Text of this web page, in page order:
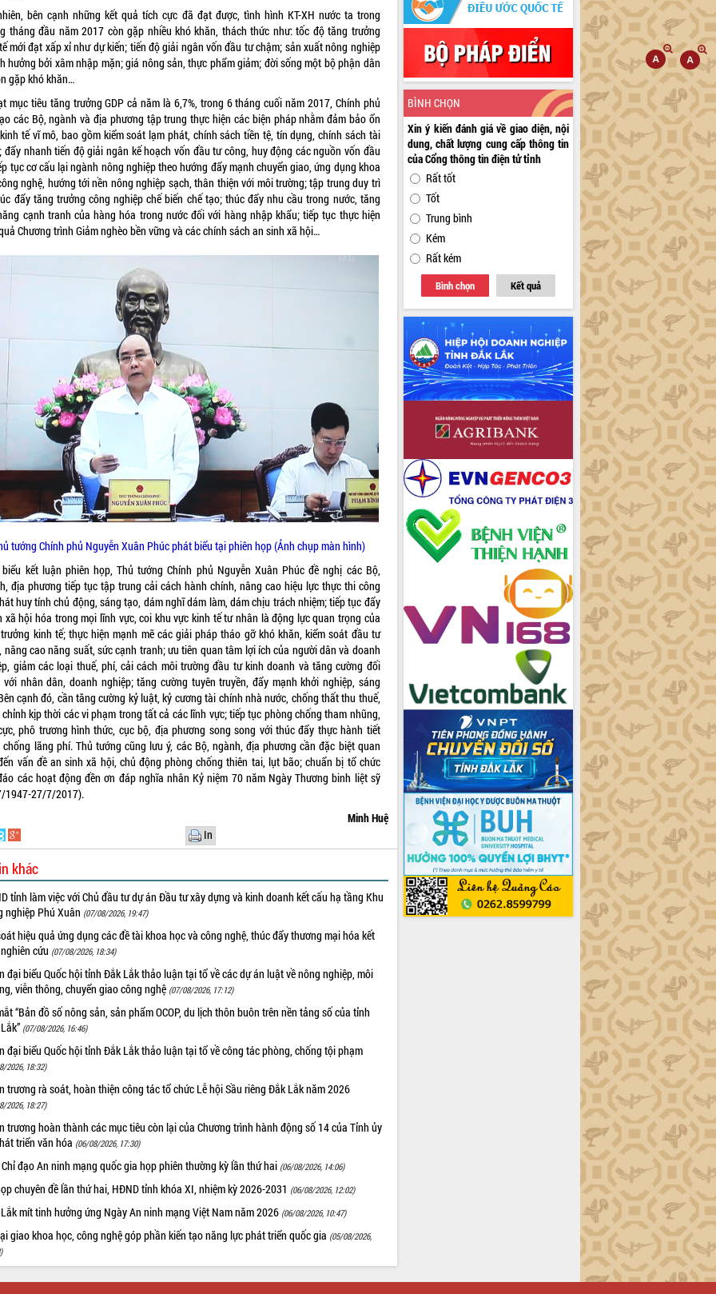
bên cạnh những kết quả tích cực đã đạt được, tình hình KT-XH nước ta trong
tháng đầu năm 2017 còn gặp nhiều khó khăn, thách thức như: tốc độ tăng trưởng
mới đạt xấp xỉ như dự kiến; tiến độ giải ngân vốn đầu tư chậm; sản xuất nông nghiệp
hưởng bởi xâm nhập mặn; giá nông sản, thực phẩm giảm; đời sống một bộ phận dân
gặp khó khăn…
mục tiêu tăng trưởng GDP cả năm là 6,7%, trong 6 tháng cuối năm 2017, Chính phủ
các Bộ, ngành và địa phương tập trung thực hiện các biện pháp nhằm đảm bảo ổn
tế vĩ mô, bao gồm kiểm soát lạm phát, chính sách tiền tệ, tín dụng, chính sách tài
đẩy nhanh tiến độ giải ngân kế hoạch vốn đầu tư công, huy động các nguồn vốn đầu
tục cơ cấu lại ngành nông nghiệp theo hướng đẩy mạnh chuyển giao, ứng dụng khoa
nghệ, hướng tới nền nông nghiệp sạch, thân thiện với môi trường; tập trung duy trì
đẩy tăng trưởng công nghiệp chế biến chế tạo; thúc đẩy nhu cầu trong nước, tăng
cạnh tranh của hàng hóa trong nước đối với hàng nhập khẩu; tiếp tục thực hiện
Chương trình Giảm nghèo bền vững và các chính sách an sinh xã hội…
tướng Chính phủ Nguyễn Xuân Phúc phát biểu tại phiên họp (Ảnh chụp màn hình)
kết luận phiên họp, Thủ tướng Chính phủ Nguyễn Xuân Phúc đề nghị các Bộ,
địa phương tiếp tục tập trung cải cách hành chính, nâng cao hiệu lực thực thi công
huy tính chủ động, sáng tạo, dám nghĩ dám làm, dám chịu trách nhiệm; tiếp tục đẩy
xã hội hóa trong mọi lĩnh vực, coi khu vực kinh tế tư nhân là động lực quan trọng của
kinh tế; thực hiện mạnh mẽ các giải pháp tháo gỡ khó khăn, kiểm soát đầu tư
nâng cao năng suất, sức cạnh tranh; ưu tiên quan tâm lợi ích của người dân và doanh
giảm các loại thuế, phí, cải cách môi trường đầu tư kinh doanh và tăng cường đối
với nhân dân, doanh nghiệp; tăng cường tuyên truyền, đẩy mạnh khởi nghiệp, sáng
cạnh đó, cần tăng cường kỷ luật, kỷ cương tài chính nhà nước, chống thất thu thuế,
kịp thời các vi phạm trong tất cả các lĩnh vực; tiếp tục phòng chống tham nhũng,
phô trương hình thức, cục bộ, địa phương song song với thúc đẩy thực hành tiết
chống lãng phí. Thủ tướng cũng lưu ý, các Bộ, ngành, địa phương cần đặc biệt quan
vấn đề an sinh xã hội, chủ động phòng chống thiên tai, lụt bão; chuẩn bị tổ chức
các hoạt động đền ơn đáp nghĩa nhân Kỷ niệm 70 năm Ngày Thương binh liệt sỹ
1947-27/7/2017).
Minh Huệ
In
khác
tỉnh làm việc với Chủ đầu tư dự án Đầu tư xây dựng và kinh doanh kết cấu hạ tầng Khu
nghiệp Phú Xuân (07/08/2026, 19:47)
hiệu quả ứng dụng các đề tài khoa học và công nghệ, thúc đẩy thương mại hóa kết
cứu (07/08/2026, 18:34)
đại biểu Quốc hội tỉnh Đắk Lắk thảo luận tại tổ về các dự án luật về nông nghiệp, môi
viễn thông, chuyển giao công nghệ (07/08/2026, 17:12)
“Bản đồ số nông sản, sản phẩm OCOP, du lịch thôn buôn trên nền tảng số của tỉnh
(07/08/2026, 16:46)
đại biểu Quốc hội tỉnh Đắk Lắk thảo luận tại tổ về công tác phòng, chống tội phạm
2026, 18:32)
trương rà soát, hoàn thiện công tác tổ chức Lễ hội Sầu riêng Đắk Lắk năm 2026
2026, 18:27)
trương hoàn thành các mục tiêu còn lại của Chương trình hành động số 14 của Tỉnh ủy
triển văn hóa (06/08/2026, 17:30)
đạo An ninh mạng quốc gia họp phiên thường kỳ lần thứ hai (06/08/2026, 14:06)
chuyên đề lần thứ hai, HĐND tỉnh khóa XI, nhiệm kỳ 2026-2031 (06/08/2026, 12:02)
mít tinh hưởng ứng Ngày An ninh mạng Việt Nam năm 2026 (06/08/2026, 10:47)
giao khoa học, công nghệ góp phần kiến tạo năng lực phát triển quốc gia (05/08/2026,
BÌNH CHỌN
Xin ý kiến đánh giá về giao diện, nội
dung, chất lượng cung cấp thông tin
của Cổng thông tin điện tử tỉnh
Rất tốt
Tốt
Trung bình
Kém
Rất kém
Bình chọn Kết quả